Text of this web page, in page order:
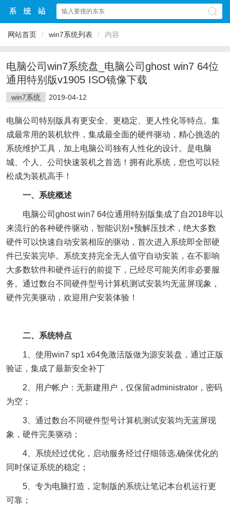
网站首页 / win7系统列表 / 内容
电脑公司win7系统盘_电脑公司ghost win7 64位
通用特别版v1905 ISO镜像下载
win7系统 2019-04-12
电脑公司特别版具有更安全、更稳定、更人性化等特点。集
成最常用的装机软件，集成最全面的硬件驱动，精心挑选的
系统维护工具，加上电脑公司独有人性化的设计。是电脑
城、个人、公司快速装机之首选！拥有此系统，您也可以轻
松成为装机高手！
一、系统概述
电脑公司ghost win7 64位通用特别版集成了自2018年以
来流行的各种硬件驱动，智能识别+预解压技术，绝大多数
硬件可以快速自动安装相应的驱动，首次进入系统即全部硬
件已安装完毕。系统支持完全无人值守自动安装，在不影响
大多数软件和硬件运行的前提下，已经尽可能关闭非必要服
务。通过数台不同硬件型号计算机测试安装均无蓝屏现象，
硬件完美驱动，欢迎用户安装体验！
二、系统特点
1、使用win7 sp1 x64免激活版做为源安装盘，通过正版
验证，集成了最新安全补丁
2、用户帐户：无新建用户，仅保留administrator，密码
为空；
3、通过数台不同硬件型号计算机测试安装均无蓝屏现
象，硬件完美驱动；
4、系统经过优化，启动服务经过仔细筛选,确保优化的
同时保证系统的稳定；
5、专为电脑打造，定制版的系统让笔记本台机运行更
可靠；